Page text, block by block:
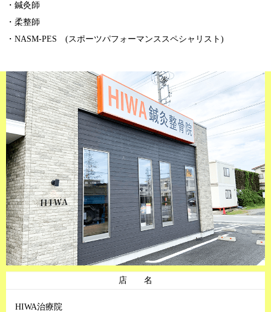
・鍼灸師
・柔整師
・NASM-PES (スポーツパフォーマンススペシャリスト)
店 名
HIWA治療院